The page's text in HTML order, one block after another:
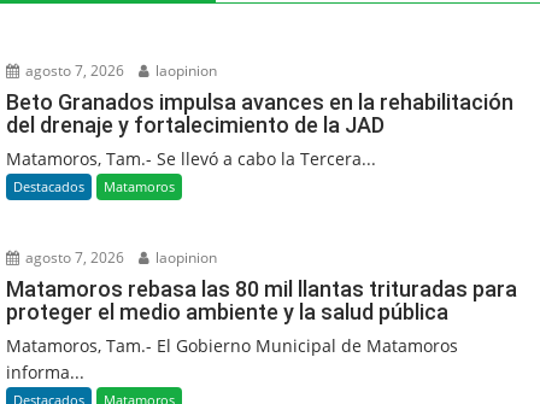
agosto 7, 2026 laopinion
Beto Granados impulsa avances en la rehabilitación
del drenaje y fortalecimiento de la JAD
Matamoros, Tam.- Se llevó a cabo la Tercera...
Destacados Matamoros
agosto 7, 2026 laopinion
Matamoros rebasa las 80 mil llantas trituradas para
proteger el medio ambiente y la salud pública
Matamoros, Tam.- El Gobierno Municipal de Matamoros
informa...
Destacados Matamoros